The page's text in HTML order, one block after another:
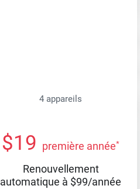
4 appareils
$19 première année*
Renouvellement
automatique à $99/année